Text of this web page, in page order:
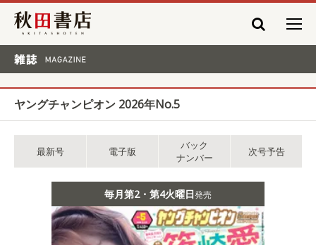
秋田書店
ヤングチャンピオン 2026年No.5
最新号 電子版
バック
ナンバー
次号予告
毎月第2・第4火曜日発売